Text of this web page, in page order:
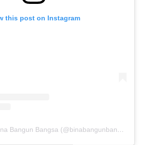
this post on Instagram
A post shared by Bina Bangun Bangsa (@binabangunbangsa)